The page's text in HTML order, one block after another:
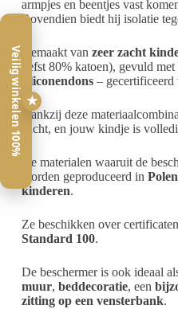
armpjes en beentjes vast
Bovendien biedt hij isolatie
Gemaakt van zeer zacht
liefst 80% katoen), gevuld met
siliconendons– gecertificeerd
Dankzij deze
zacht, en jouw kindje is
De materialen waaruit de
worden geproduceerd in Polen
kinderen.
Ze beschikken over
Standard 100.
De beschermer is ook ideaal
muur, beddecoratie, een
zitting op een vensterbank.
★
Veilig winkelen 100%